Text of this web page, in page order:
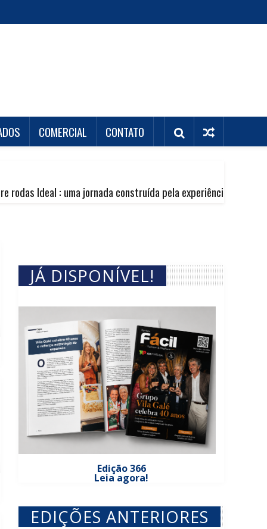
COMERCIAL CONTATO
uma jornada construída pela experiência de muitos km
JÁ DISPONÍVEL!
Edição 366
Leia agora!
EDIÇÕES ANTERIORES